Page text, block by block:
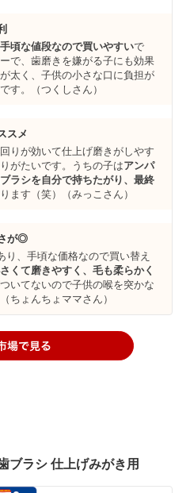
頃な値段なので買いやすいで
で、歯磨きを嫌がる子にも効果
太く、子供の小さな口に負担が
す。（つくしさん）
スメ
りが効いて仕上げ磨きがしやす
がたいです。うちの子はアンパ
ラシを自分で持ちたがり、最終
ます（笑）（みっこさん）
が◎
り、手頃な価格なので買い替え
くて磨きやすく、毛も柔らかく
いてないので子供の喉を突かな
ちょんちょママさん）
ブラシ 仕上げみがき用